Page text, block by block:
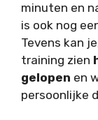
minuten en
is ook nog
Tevens kan
training zien
gelopen en
persoonlijke